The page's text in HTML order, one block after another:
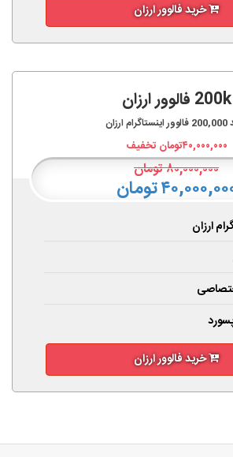
خرید فالوور ارزان
200k فالوور ارزان
200,000 فالوور اینستاگرام ارزان
۴۰,۰۰۰,۰۰۰تومان تخفیف
۸۰,۰۰۰,۰۰۰تومان
تومان
ارزان
خرید فالوور ارزان